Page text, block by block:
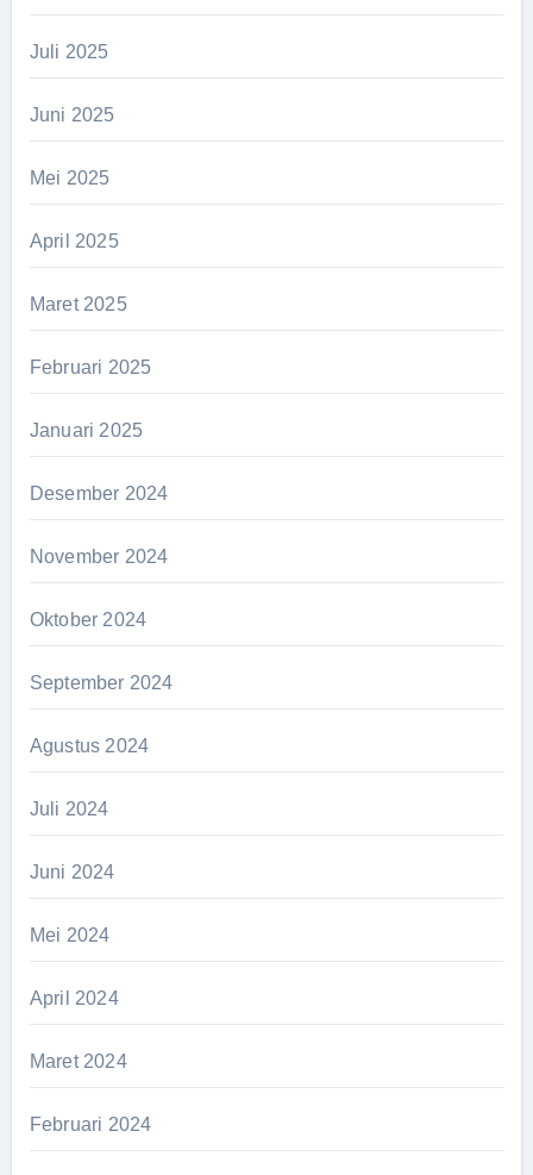
Juli 2025
Juni 2025
Mei 2025
April 2025
Maret 2025
Februari 2025
Januari 2025
Desember 2024
November 2024
Oktober 2024
September 2024
Agustus 2024
Juli 2024
Juni 2024
Mei 2024
April 2024
Maret 2024
Februari 2024